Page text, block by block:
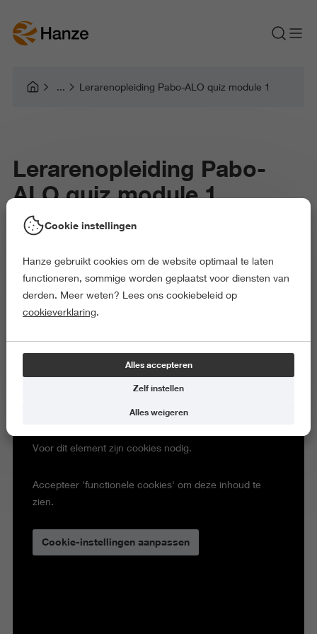
Lerarenopleiding Pabo-ALO quiz module 1
Lerarenopleiding Pabo-
ALO quiz module 1
Voor dit element zijn cookies nodig.
Accepteer 'functionele cookies' om deze inhoud te
zien.
Cookie-instellingen aanpassen
Cookie instellingen
Hanze gebruikt cookies om de website optimaal te laten
functioneren, sommige worden geplaatst voor diensten van
derden. Meer weten? Lees ons cookiebeleid op
cookieverklaring.
Alles accepteren
Zelf instellen
Alles weigeren